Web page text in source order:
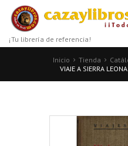
¡Tu librería de referencia!
Inicio Tienda
VIAJE A SIERRA